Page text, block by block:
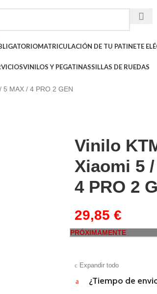
MATRICULACIÓN DE TU PATINETE
VINILOS Y PEGATINASSILLAS DE RUEDAS
MAX / 4 PRO 2 GEN
Vinilo
Xiaomi 5
4 PRO 2
29,85€
c Expandir todo
a ¿Tiempo de
PRÓXIMAMENTE